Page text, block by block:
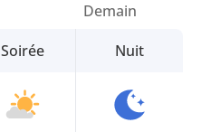
Soirée
Demain
Nuit